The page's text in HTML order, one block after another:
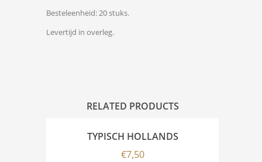
Besteleenheid: 20 stuks.
Levertijd in overleg.
RELATED PRODUCTS
TYPISCH HOLLANDS
€7,50